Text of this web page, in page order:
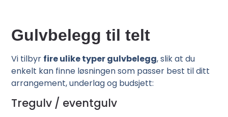
Gulvbelegg til telt
Vi tilbyr fire ulike typer gulvbelegg, slik at du
enkelt kan finne løsningen som passer best til ditt
arrangement, underlag og budsjett:
Tregulv / eventgulv